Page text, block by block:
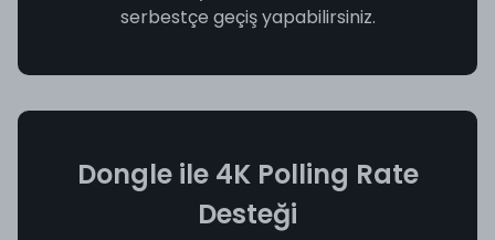
serbestçe geçiş yapabilirsiniz.
Dongle ile 4K Polling Rate
Desteği